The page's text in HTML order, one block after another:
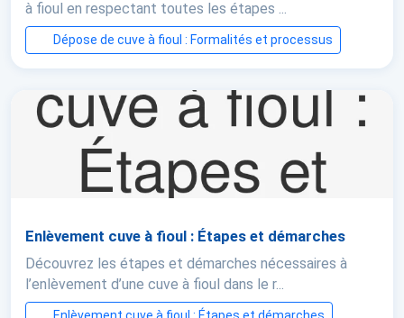
à fioul en respectant toutes les étapes ...
Dépose de cuve à fioul : Formalités et processus
Enlèvement cuve à fioul : Étapes et démarches
Découvrez les étapes et démarches nécessaires à
l’enlèvement d’une cuve à fioul dans le r...